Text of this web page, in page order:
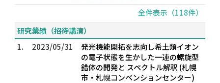
全件表示（118件）
研究業績（招待講演）
1.
2023/05/31
発光機能開拓を志向し希土類イオン
の電子状態を生かした一連の螺旋型
錯体の開発と スペクトル解釈 (札幌
市・札幌コンベンションセンター)